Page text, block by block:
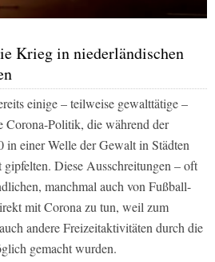
Krieg in niederländischen
einige – teilweise gewalttätige –
Corona-Politik, die während der
einer Welle der Gewalt in Städten
Diese Ausschreitungen – oft
manchmal auch von Fußball-
mit Corona zu tun, weil zum
andere Freizeitaktivitäten durch die
gemacht wurden.